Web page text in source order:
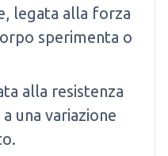
legata alla forza
sperimenta o
alla resistenza
una variazione